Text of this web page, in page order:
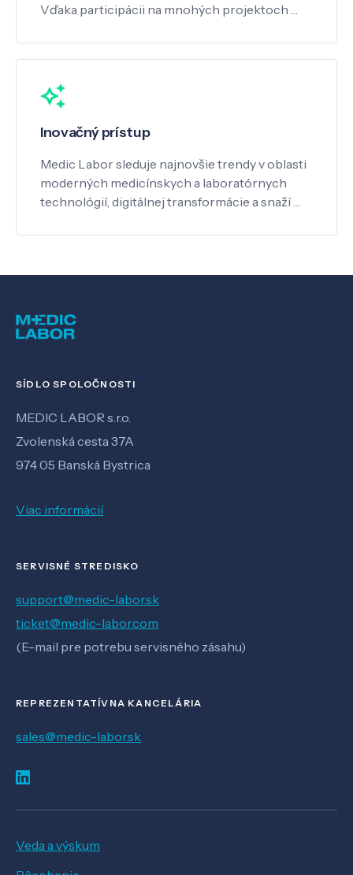
Vďaka participácii na mnohých projektoch …
Inovačný prístup
Medic Labor sleduje najnovšie trendy v oblasti
moderných medicínskych a laboratórnych
technológií, digitálnej transformácie a snaží …
SÍDLO SPOLOČNOSTI
MEDIC LABOR s.r.o.
Zvolenská cesta 37A
974 05 Banská Bystrica
Viac informácií
SERVISNÉ STREDISKO
support@medic-labor.sk
ticket@medic-labor.com
(E-mail pre potrebu servisného zásahu)
REPREZENTATÍVNA KANCELÁRIA
sales@medic-labor.sk
Veda a výskum